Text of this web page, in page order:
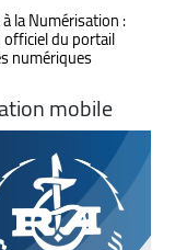
la Numérisation :
du portail
numériques
mobile